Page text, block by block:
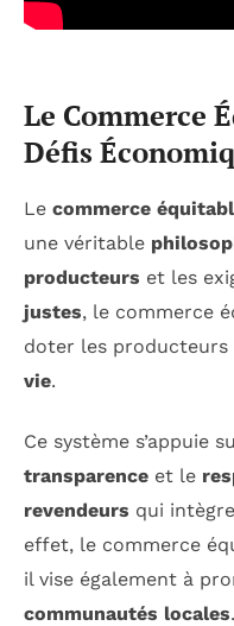
Le Commerce
Défis
Le commerce
une véritable
producteurs et les
justes, le commerce
doter les producteurs
vie.
Ce système s’appuie
transparence et le
revendeurs qui
effet, le commerce
il vise également à
communautés locales.